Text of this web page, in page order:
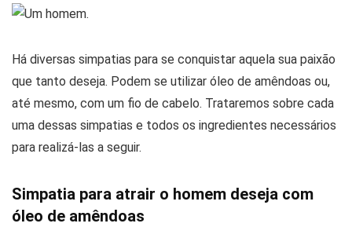
Há diversas simpatias para se conquistar aquela sua paixão
que tanto deseja. Podem se utilizar óleo de amêndoas ou,
até mesmo, com um fio de cabelo. Trataremos sobre cada
uma dessas simpatias e todos os ingredientes necessários
para realizá-las a seguir.
Simpatia para atrair o homem deseja com
óleo de amêndoas